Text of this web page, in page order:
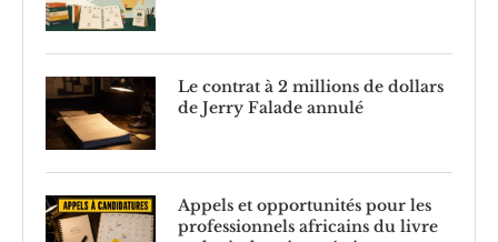
Le contrat à 2 millions de dollars
de Jerry Falade annulé
Appels et opportunités pour les
professionnels africains du livre